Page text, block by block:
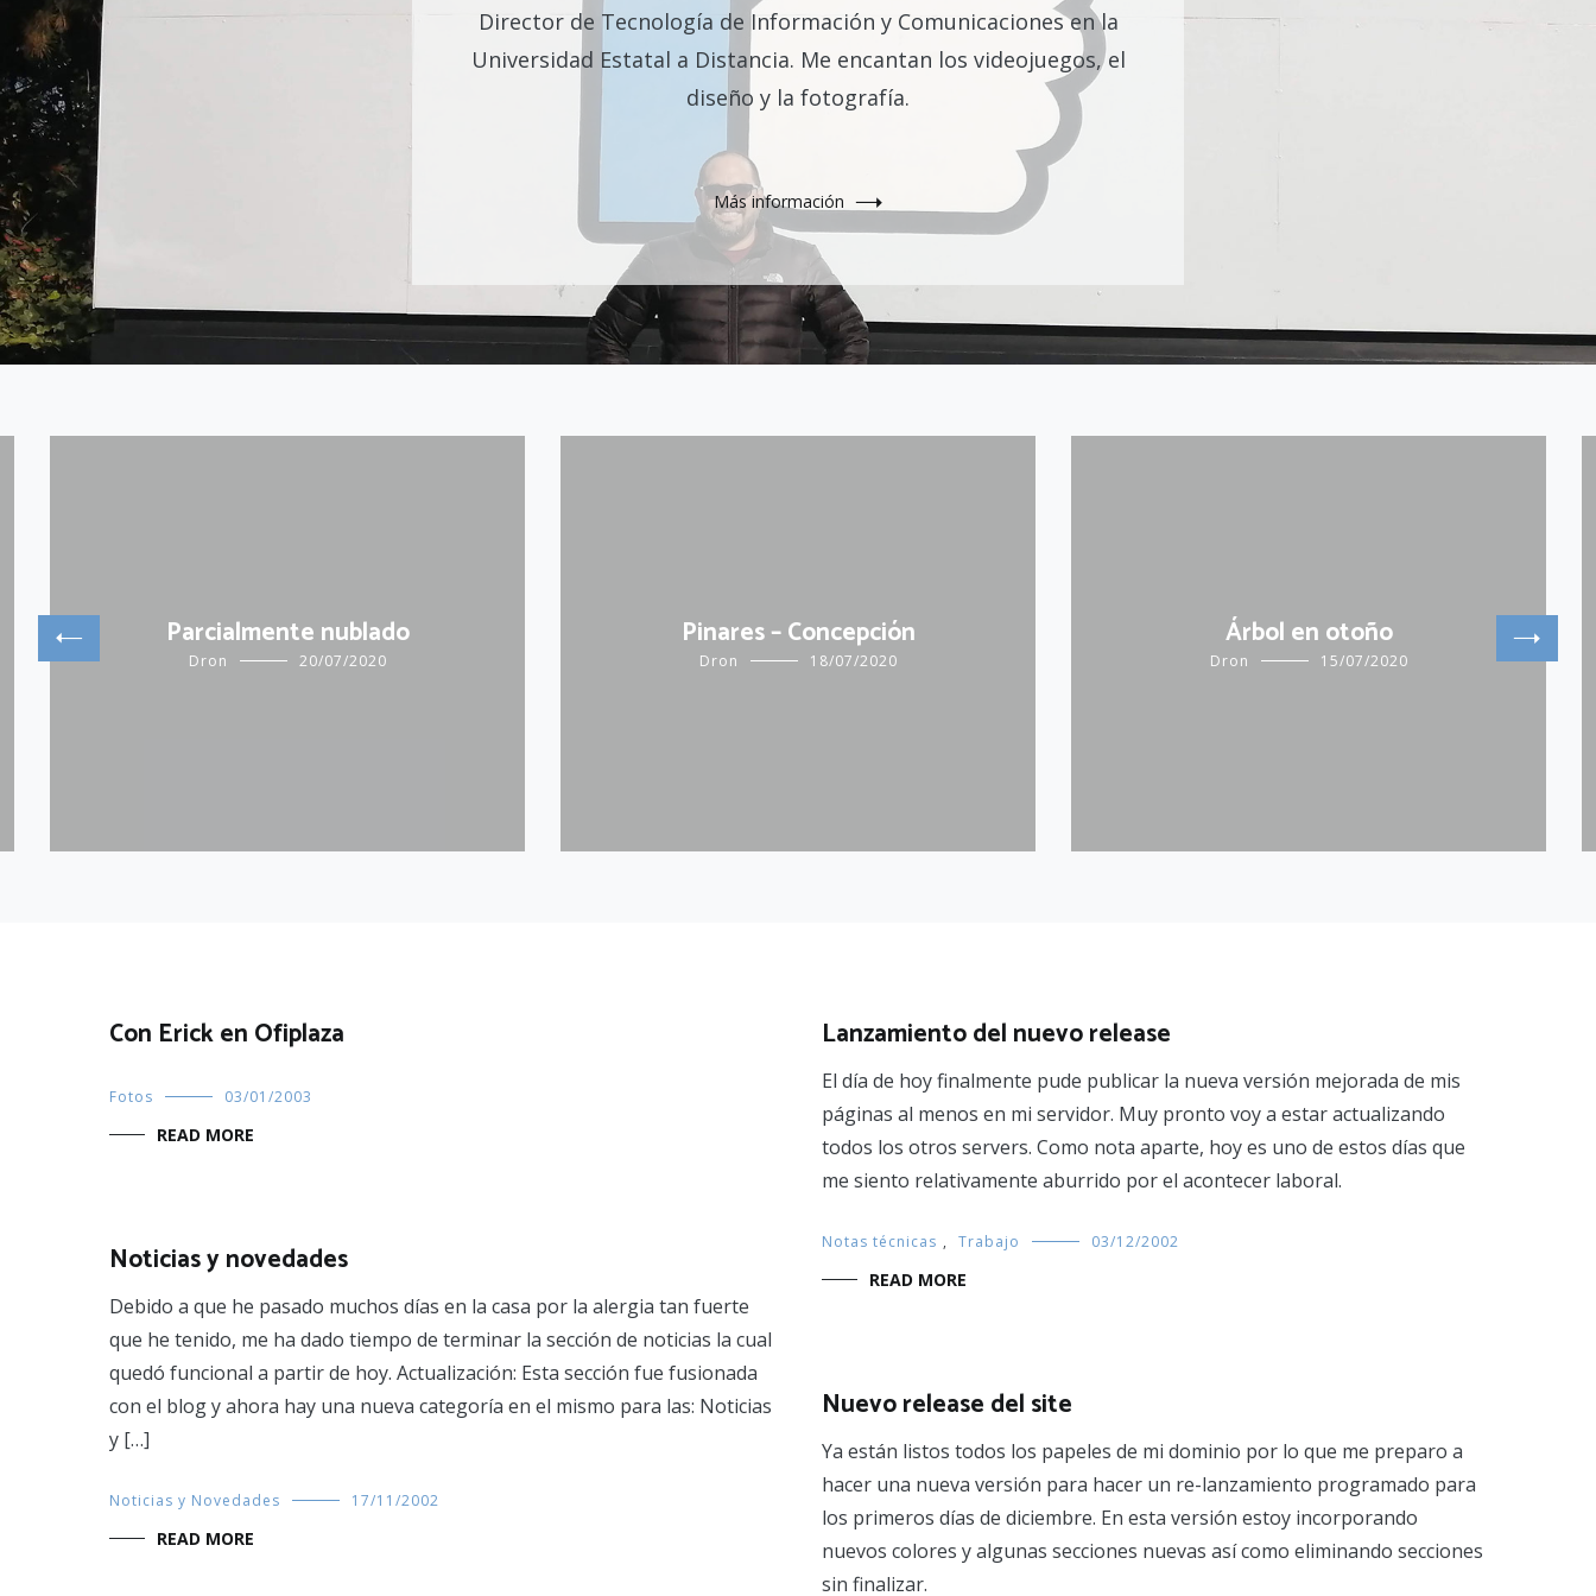
Director de Tecnología de Información y Comunicaciones en la
Universidad Estatal a Distancia. Me encantan los videojuegos, el
diseño y la fotografía.
Más información
Parcialmente nublado
Dron 20/07/2020
Pinares – Concepción
Dron 18/07/2020
Árbol en otoño
Dron 15/07/2020
Con Erick en Ofiplaza
Fotos 03/01/2003
READ MORE
Lanzamiento del nuevo release
El día de hoy finalmente pude publicar la nueva versión mejorada de mis
páginas al menos en mi servidor. Muy pronto voy a estar actualizando
todos los otros servers. Como nota aparte, hoy es uno de estos días que
me siento relativamente aburrido por el acontecer laboral.
Notas técnicas , Trabajo 03/12/2002
READ MORE
Noticias y novedades
Debido a que he pasado muchos días en la casa por la alergia tan fuerte
que he tenido, me ha dado tiempo de terminar la sección de noticias la cual
quedó funcional a partir de hoy. Actualización: Esta sección fue fusionada
con el blog y ahora hay una nueva categoría en el mismo para las: Noticias
y […]
Noticias y Novedades 17/11/2002
READ MORE
Nuevo release del site
Ya están listos todos los papeles de mi dominio por lo que me preparo a
hacer una nueva versión para hacer un re-lanzamiento programado para
los primeros días de diciembre. En esta versión estoy incorporando
nuevos colores y algunas secciones nuevas así como eliminando secciones
sin finalizar.